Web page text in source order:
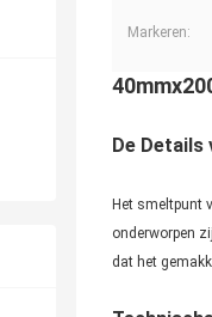
Markeren:
De Details
Het smeltpunt
onderworpen
dat het